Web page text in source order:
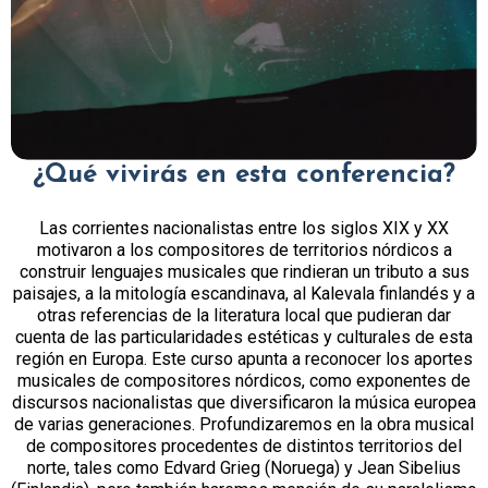
¿Qué vivirás en esta conferencia?
Las corrientes nacionalistas entre los siglos XIX y XX
motivaron a los compositores de territorios nórdicos a
construir lenguajes musicales que rindieran un tributo a sus
paisajes, a la mitología escandinava, al Kalevala finlandés y a
otras referencias de la literatura local que pudieran dar
cuenta de las particularidades estéticas y culturales de esta
región en Europa. Este curso apunta a reconocer los aportes
musicales de compositores nórdicos, como exponentes de
discursos nacionalistas que diversificaron la música europea
de varias generaciones. Profundizaremos en la obra musical
de compositores procedentes de distintos territorios del
norte, tales como Edvard Grieg (Noruega) y Jean Sibelius